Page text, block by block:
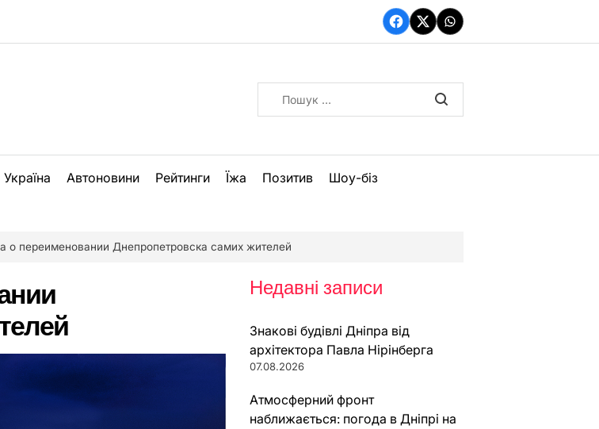
Facebook
TwitterWhatsApp
Україна Автоновини Рейтинги Їжа Позитив Шоу-біз
о переименовании Днепропетровска самих жителей
Недавні записи
Знакові будівлі Дніпра від
архітектора Павла Нірінберга
07.08.2026
Атмосферний фронт
наближається: погода в Дніпрі на